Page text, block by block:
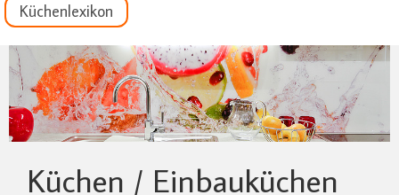
Küchenlexikon
Küchen / Einbauküchen